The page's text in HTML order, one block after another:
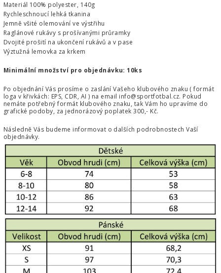
Materiál 100% polyester, 140g
Rychleschnoucí lehká tkanina
Jemně všité olemování ve výstřihu
Raglánové rukávy s prošívanými průramky
Dvojité prošití na ukončení rukávů a v pase
Výztužná lemovka za krkem
Minimální množství pro objednávku: 10ks
Po objednání Vás prosíme o zaslání Vašeho klubového znaku ( formát
loga v křivkách: EPS, CDR, AI ) na email info@sportfotbal.cz. Pokud
nemáte potřebný formát klubového znaku, tak Vám ho upravíme do
grafické podoby, za jednorázový poplatek 300,- Kč.
Následně Vás budeme informovat o dalších podrobnostech Vaší
objednávky.